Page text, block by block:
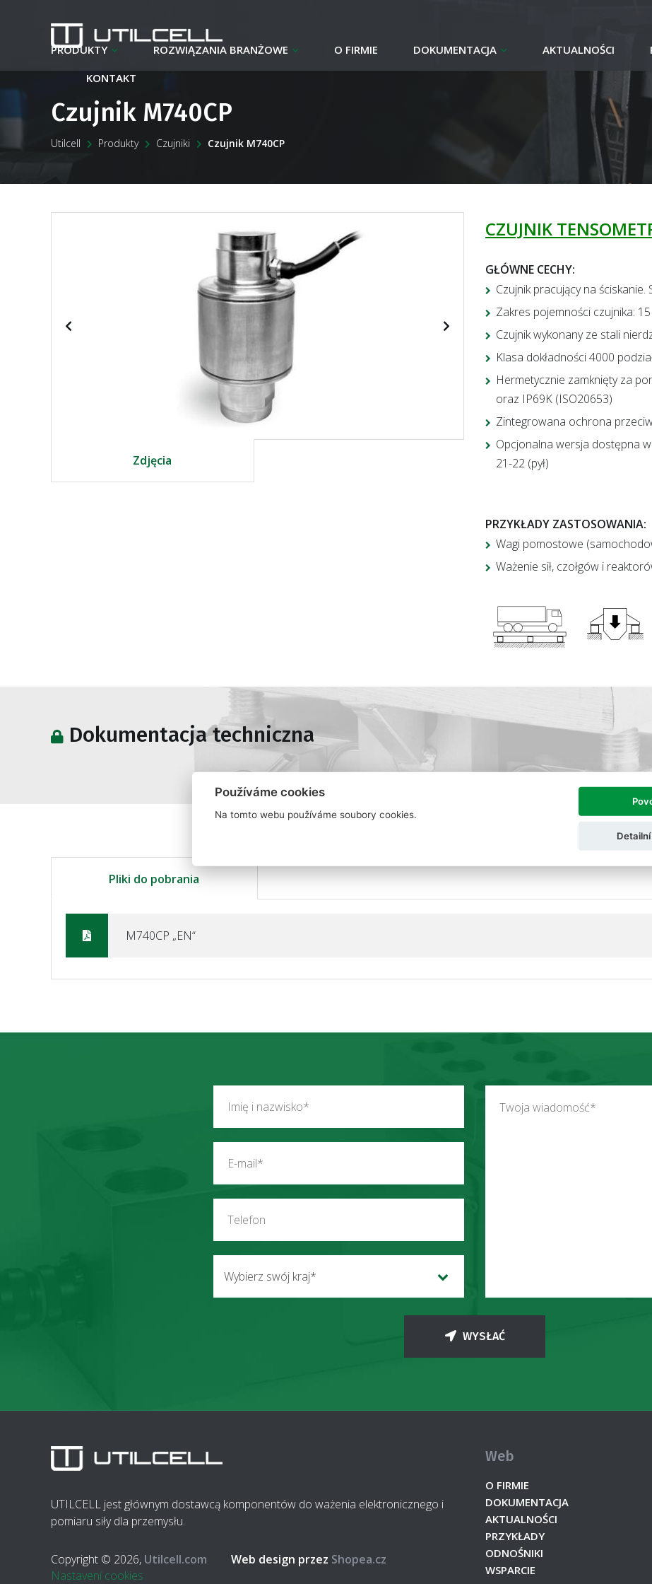
PRODUKTY ROZWIĄZANIA BRANŻOWE O FIRMIE DOKUMENTACJA AKTUALNOŚCI
KONTAKT
Czujnik M740CP
Utilcell Produkty Czujniki Czujnik M740CP
Zdjęcia
CZUJNIK
GŁÓWNE CECHY:
Czujnik pracujący na
Zakres pojemności czujnika:
Czujnik wykonany ze stali
Klasa dokładności 4000
Hermetycznie zamknięty za
oraz IP69K (ISO20653)
Zintegrowana ochrona
Opcjonalna wersja dostępna
21-22 (pył)
PRZYKŁADY ZASTOSOWANIA:
Wagi pomostowe
Ważenie sił, czołgów i
Dokumentacja techniczna
Pliki do pobrania
M740CP „EN“
Wybierz swój kraj*
WYSŁAĆ
UTILCELL jest głównym dostawcą komponentów do ważenia elektronicznego i
pomiaru siły dla przemysłu.
Copyright © 2026, Utilcell.com Web design przez Shopea.cz
Nastavení cookies
Web
O FIRMIE
DOKUMENTACJA
AKTUALNOŚCI
PRZYKŁADY
ODNOŚNIKI
WSPARCIE
Používáme cookies
Na tomto webu používáme soubory cookies.